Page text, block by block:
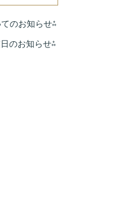
のお知らせ⁂
のお知らせ⁂